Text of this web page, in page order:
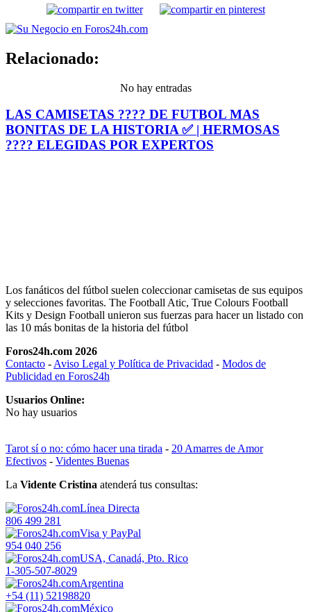
Relacionado:
No hay entradas
LAS CAMISETAS ???? DE FUTBOL MAS
BONITAS DE LA HISTORIA ✅ | HERMOSAS
???? ELEGIDAS POR EXPERTOS
Los fanáticos del fútbol suelen coleccionar camisetas de sus equipos
y selecciones favoritas. The Football Atic, True Colours Football
Kits y Design Football unieron sus fuerzas para hacer un listado con
las 10 más bonitas de la historia del fútbol
Foros24h.com 2026
Contacto - Aviso Legal y Política de Privacidad - Modos de
Publicidad en Foros24h
Usuarios Online:
No hay usuarios
Tarot sí o no: cómo hacer una tirada - 20 Amarres de Amor
Efectivos - Videntes Buenas
La Vidente Cristina atenderá tus consultas:
Línea Directa
806 499 281
Visa y PayPal
954 040 256
USA, Canadá, Pto. Rico
1-305-507-8029
Argentina
+54 (11) 52198820
México